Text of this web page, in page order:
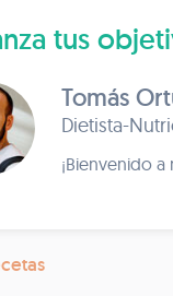
tus
Tomás
Dietista-
¡Bienvenido